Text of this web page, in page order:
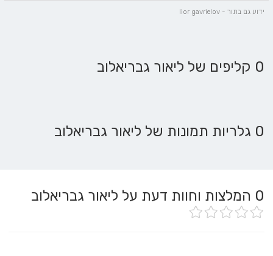
ידוע גם בתור - lior gavrielov
0 קליפים של ליאור גבריאלוב
0 גלריות תמונות של ליאור גבריאלוב
0 המלצות וחוות דעת על ליאור גבריאלוב